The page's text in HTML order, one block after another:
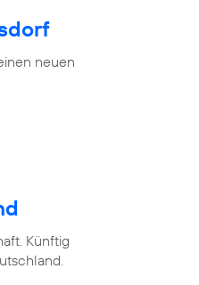
neuen
Künftig